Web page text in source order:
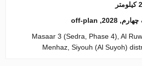
Masaar 3 (Sedra, Phase 4), Al
Menhaz, Siyouh (Al Suyoh)